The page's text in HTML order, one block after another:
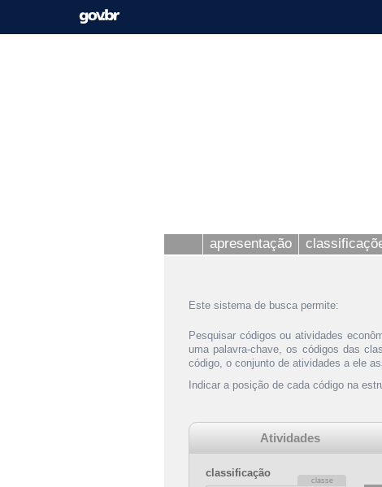
apresentação
Este sistema de busca permite:
Pesquisar códigos ou atividades
uma palavra-chave, os códigos das
código, o conjunto de atividades a ele
Indicar a posição de cada código na
Atividades
classificação